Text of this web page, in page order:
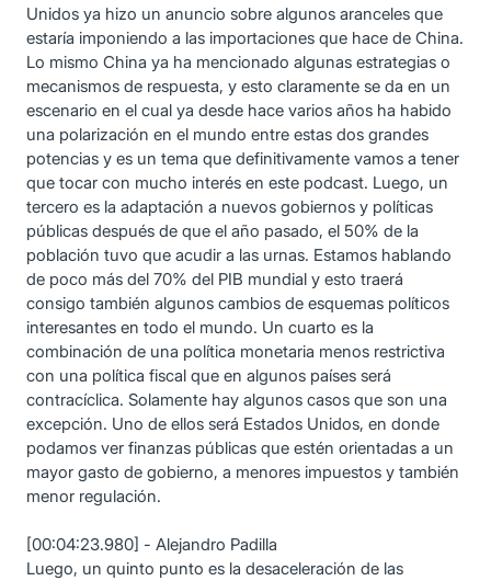
Unidos ya hizo un anuncio sobre algunos aranceles que
estaría imponiendo a las importaciones que hace de China.
Lo mismo China ya ha mencionado algunas estrategias o
mecanismos de respuesta, y esto claramente se da en un
escenario en el cual ya desde hace varios años ha habido
una polarización en el mundo entre estas dos grandes
potencias y es un tema que definitivamente vamos a tener
que tocar con mucho interés en este podcast. Luego, un
tercero es la adaptación a nuevos gobiernos y políticas
públicas después de que el año pasado, el 50% de la
población tuvo que acudir a las urnas. Estamos hablando
de poco más del 70% del PIB mundial y esto traerá
consigo también algunos cambios de esquemas políticos
interesantes en todo el mundo. Un cuarto es la
combinación de una política monetaria menos restrictiva
con una política fiscal que en algunos países será
contracíclica. Solamente hay algunos casos que son una
excepción. Uno de ellos será Estados Unidos, en donde
podamos ver finanzas públicas que estén orientadas a un
mayor gasto de gobierno, a menores impuestos y también
menor regulación.
[00:04:23.980] - Alejandro Padilla
Luego, un quinto punto es la desaceleración de las